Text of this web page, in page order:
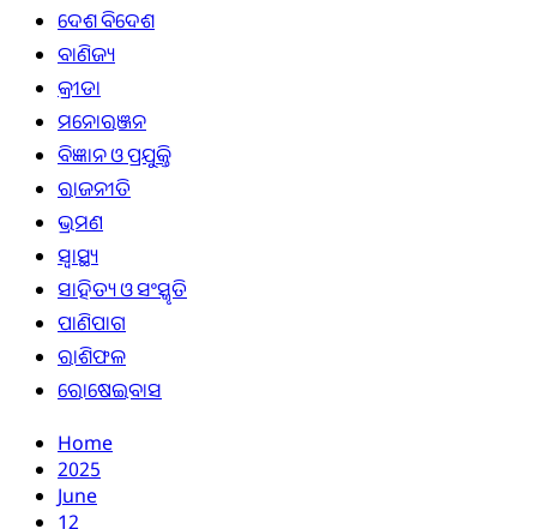
ଦେଶ ବିଦେଶ
ବାଣିଜ୍ୟ
କ୍ରୀଡା
ମନୋରଞ୍ଜନ
ବିଜ୍ଞାନ ଓ ପ୍ରଯୁକ୍ତି
ରାଜନୀତି
ଭ୍ରମଣ
ସ୍ୱାସ୍ଥ୍ୟ
ସାହିତ୍ୟ ଓ ସଂସ୍କୃତି
ପାଣିପାଗ
ରାଶିଫଳ
ରୋଷେଇବାସ
Home
2025
June
12